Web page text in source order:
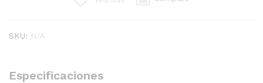
SKU: N/A
Especificaciones